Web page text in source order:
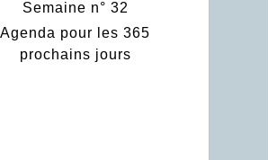
Semaine n° 32
Agenda pour les 365
prochains jours